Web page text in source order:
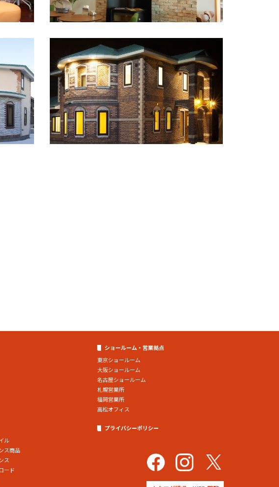
ル
ス商品
ス
ード
ショールーム・営業拠点
東京ショールーム
大阪ショールーム
名古屋ショールーム
札幌営業所
福岡営業所
高松オフィス
プライバシーポリシー